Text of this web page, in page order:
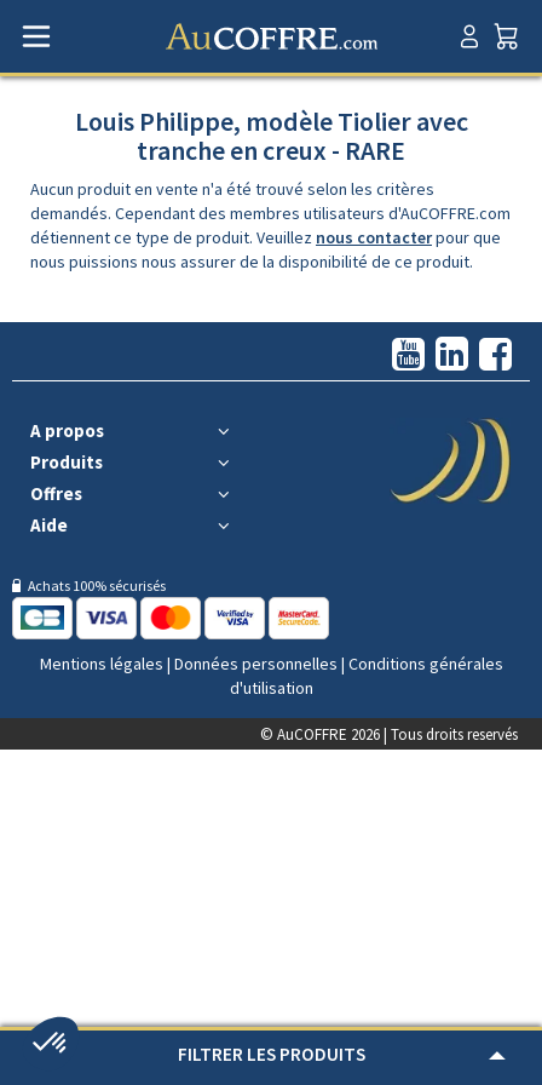
FILTRER LES PRODUITS
Louis Philippe, modèle Tiolier avec
tranche en creux - RARE
Aucun produit en vente n'a été trouvé selon les critères
demandés. Cependant des membres utilisateurs d'AuCOFFRE.com
détiennent ce type de produit. Veuillez nous contacterpour que
nous puissions nous assurer de la disponibilité de ce produit.
A propos
Produits
Offres
Aide
Achats 100% sécurisés
Mentions légales | Données personnelles | Conditions générales
d'utilisation
© AuCOFFRE 2026 | Tous droits reservés